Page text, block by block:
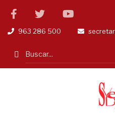
Pasar
contenido
facebooktwitter
tel963 286 500 email
Search